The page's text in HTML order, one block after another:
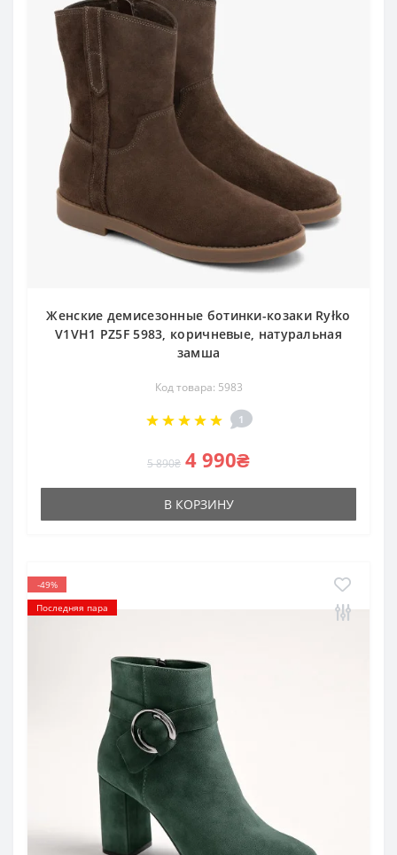
Женские демисезонные ботинки-козаки Ryłko
V1VH1 PZ5F 5983, коричневые, натуральная
замша
Код товара: 5983
1
5 890₴ 4 990₴
В КОРЗИНУ
-49%
Последняя пара